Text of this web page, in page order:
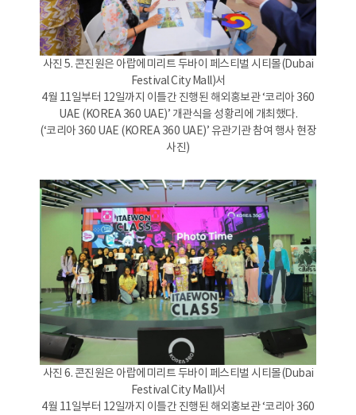
사진 5. 콘진원은 아랍에미리트 두바이 페스티벌 시티몰(Dubai
Festival City Mall)서
4월 11일부터 12일까지 이틀간 진행된 해외홍보관 ‘코리아 360
UAE (KOREA 360 UAE)’ 개관식을 성황리에 개최했다.
(‘코리아 360 UAE (KOREA 360 UAE)’ 유관기관 참여 행사 현장
사진)
사진 6. 콘진원은 아랍에미리트 두바이 페스티벌 시티몰(Dubai
Festival City Mall)서
4월 11일부터 12일까지 이틀간 진행된 해외홍보관 ‘코리아 360